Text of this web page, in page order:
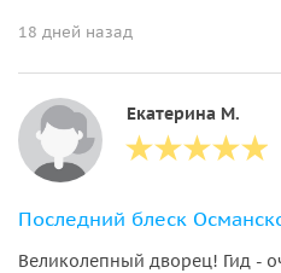
18 дней назад
Екатерина М.
Великолепный дворец! Гид -